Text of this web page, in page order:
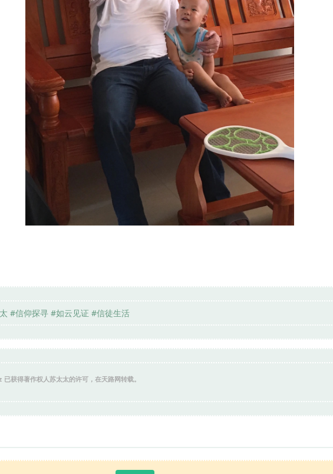
#信仰探寻 #如云见证 #信徒生活
已获得著作权人苏太太的许可，在天路网转载。